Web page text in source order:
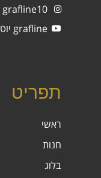
grafline10 אינסטגרם
grafline יוטיוב
תפריט
ראשי
חנות
בלוג